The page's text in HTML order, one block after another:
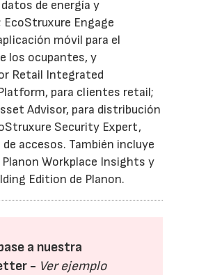
de energía y
Engage
móvil para el
los ocupantes, y
Retail Integrated
para clientes retail;
Advisor, para distribución
Security Expert,
accesos. También incluye
Workplace Insights y
Edition de Planon.
a nuestra
- Ver ejemplo